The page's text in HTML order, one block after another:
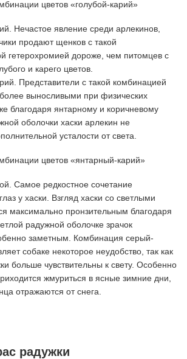
цветов «голубой-карий»
Нечастое явление среди арлекинов,
продают щенков с такой
гетерохромией дороже, чем питомцев с
и карего цветов.
Представители с такой комбинацией
выносливыми при физических
благодаря янтарному и коричневому
оболочки хаски арлекин не
усталости от света.
цветов «янтарный-карий»
Самое редкостное сочетание
у хаски. Взгляд хаски со светлыми
максимально пронзительным благодаря
радужной оболочке зрачок
заметным. Комбинация серый-
собаке некоторое неудобство, так как
больше чувствительны к свету. Особенно
жмуриться в ясные зимние дни,
отражаются от снега.
радужки